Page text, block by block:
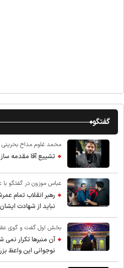
گفتگو
محمد غلوم مداح بحرینی
تشییع آقا مقدمه
عباس موزون در گفتگو با
رهبر انقلاب تمام
نباید از شهادت
بخش اول گفت و گوی عقیق
آن منبرها تکرار نمی
نوجوانی این واعظ
اسلام